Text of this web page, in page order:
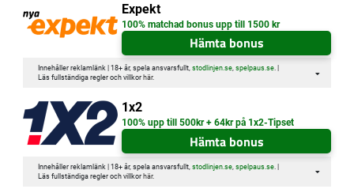
Expekt
100% matchad bonus upp till 1500 kr
Hämta bonus
Innehåller reklamlänk | 18+ år, spela ansvarsfullt, stodlinjen.se, spelpaus.se. |
Läs fullständiga regler och villkor här.
1x2
100% upp till 500kr + 64kr på 1x2-Tipset
Hämta bonus
Innehåller reklamlänk | 18+ år, spela ansvarsfullt, stodlinjen.se, spelpaus.se. |
Läs fullständiga regler och villkor här.